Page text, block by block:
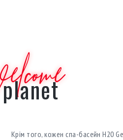
Крім того, кожен спа-басейн H20